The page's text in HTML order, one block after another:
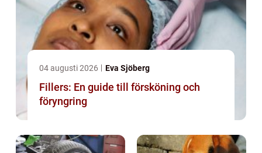
04 augusti 2026 Eva Sjöberg
Fillers: En guide till försköning och
föryngring